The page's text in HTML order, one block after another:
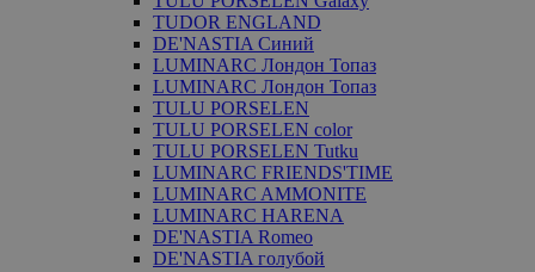
TUDOR ENGLAND
DE'NASTIA Синий
LUMINARC Лондон Топаз
LUMINARC Лондон Топаз
TULU PORSELEN
TULU PORSELEN color
TULU PORSELEN Tutku
LUMINARC FRIENDS'TIME
LUMINARC AMMONITE
LUMINARC HARENA
DE'NASTIA Romeo
DE'NASTIA голубой